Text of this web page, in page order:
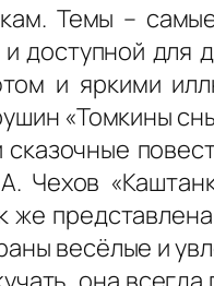
Темы –
и доступной
и яркими
«Томкины
Чехов
весёлые и